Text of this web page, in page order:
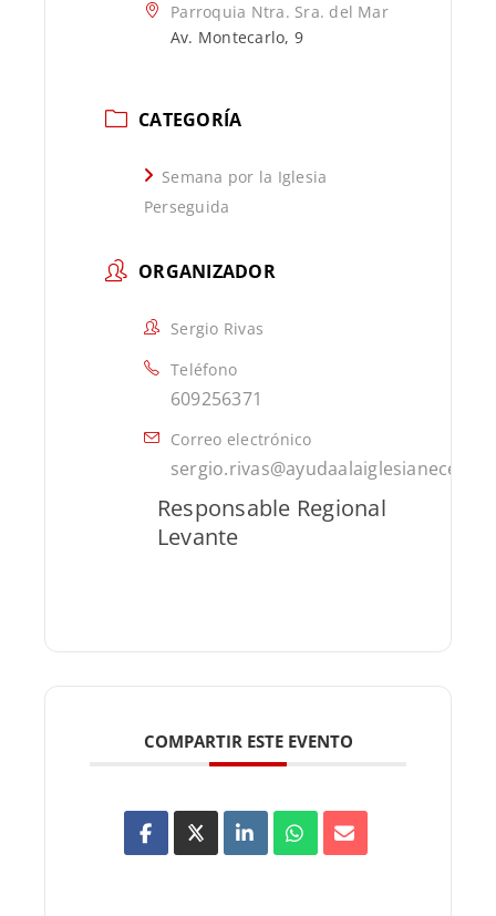
Parroquia Ntra. Sra. del Mar
Av. Montecarlo, 9
CATEGORÍA
Semana por la Iglesia
Perseguida
ORGANIZADOR
Sergio Rivas
Teléfono
609256371
Correo electrónico
Responsable Regional
Levante
COMPARTIR ESTE EVENTO